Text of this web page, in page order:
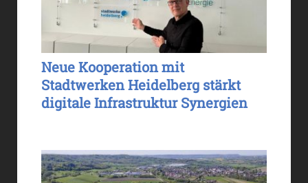
Neue Kooperation mit
Stadtwerken Heidelberg stärkt
digitale Infrastruktur Synergien